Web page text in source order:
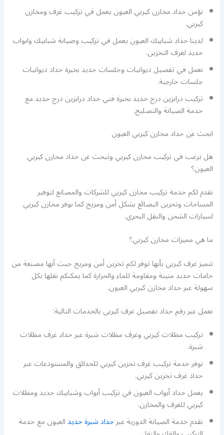
نؤمن حداد مخازن كيربي العيون يعمل في تركيب غرف ومخازن
كيربي.
لدينا حداد شبابيك العيون يعمل في تركيب وصيانة شبابيك وابواب
حديد لغرف التخزين.
نعمل في تفصيل ديوانيات وجلسات حديد بخبرة حداد ديوانيات
جلسات خارجية.
تركيب درابزين درج حديد بخبرة فني حداد درابزين درج حديد مع
خدمة الصيانة والتصليح.
ابحث عن حداد مخازن كيربي العيون
هل ترغب في تركيب مخازن كيربي وتبحث عن حداد مخازن كيربي
العيون؟
نقدم لكم خدمة تركيب مخازن كيربي للشركات والمصانع لتوفير
المساحات وتخزين البضائع بشكل أمن ومريح كما نوفر مخازن كيربي
لسيارات الشحن والنقل البحري.
ما هي مميزات مخازن كيربي؟
تتميز غرف كيربي بأنها توفر لكم تخزين أمن ومريح حيث أنها مصنعة من
خامات حديد متينة ومقاومة للماء والحرارة كما يمكنكم نقلها بكل
سهولة عبر حداد مخازن كيربي العيون.
نعمل عبر رقم حداد تفصيل غرف كيربي بالخدمات التالية:
تركيب مظلات كيربي وغرف مظلات شبرة عبر حداد غرف مظلات
شبرة.
نوفر خدمة تركيب غرف تخزين كيربي للحدائق والمستودعات عبر
حداد غرف تخزين كيربي.
يعمل حداد أبواب العيون في تركيب أبواب وشبابيك حديد ومظلات
كيربي للغرف والمخازن.
نقدم خدمة الصيانة الدورية عبرحداد شبرة حديدالعيون مع خدمة